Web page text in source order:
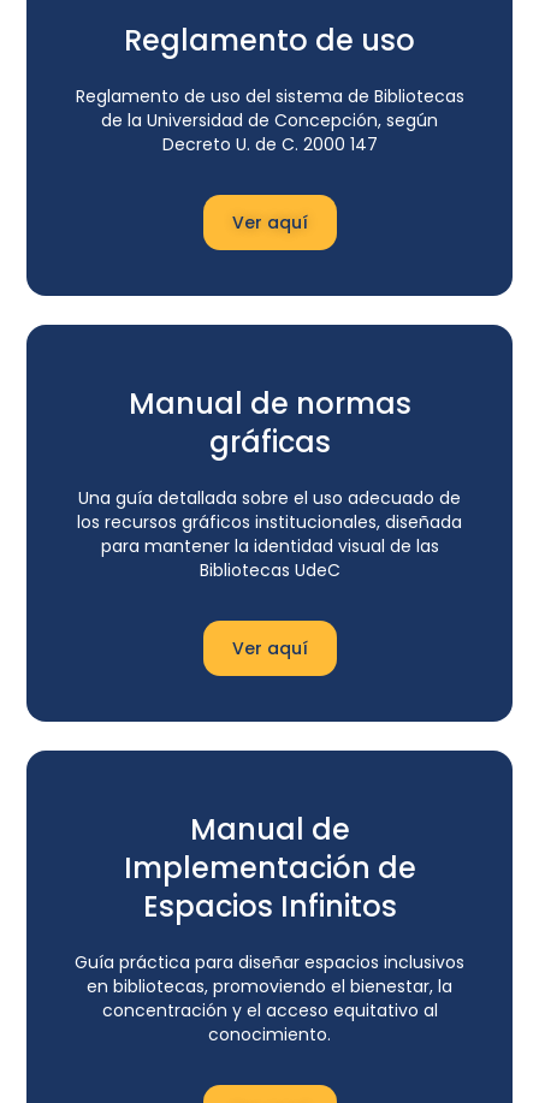
Reglamento de uso
Reglamento de uso del sistema de Bibliotecas
de la Universidad de Concepción, según
Decreto U. de C. 2000 147
Ver aquí
Manual de normas
gráficas
Una guía detallada sobre el uso adecuado de
los recursos gráficos institucionales, diseñada
para mantener la identidad visual de las
Bibliotecas UdeC
Ver aquí
Manual de
Implementación de
Espacios Infinitos
Guía práctica para diseñar espacios inclusivos
en bibliotecas, promoviendo el bienestar, la
concentración y el acceso equitativo al
conocimiento.